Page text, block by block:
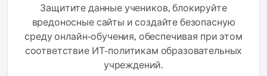
Защитите данные учеников, блокируйте
вредоносные сайты и создайте безопасную
среду онлайн-обучения, обеспечивая при этом
соответствие ИТ-политикам образовательных
учреждений.